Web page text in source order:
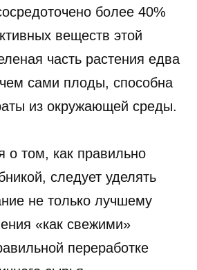
более 40%
веществ этой
часть растения едва
сами плоды, способна
из окружающей среды.
о том, как правильно
следует уделять
не только лучшему
«как свежими»
переработке